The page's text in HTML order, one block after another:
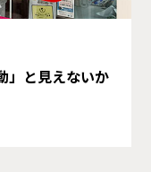
」と見えないか